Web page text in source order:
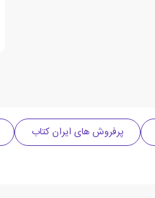
پرفروش های ایران کتاب